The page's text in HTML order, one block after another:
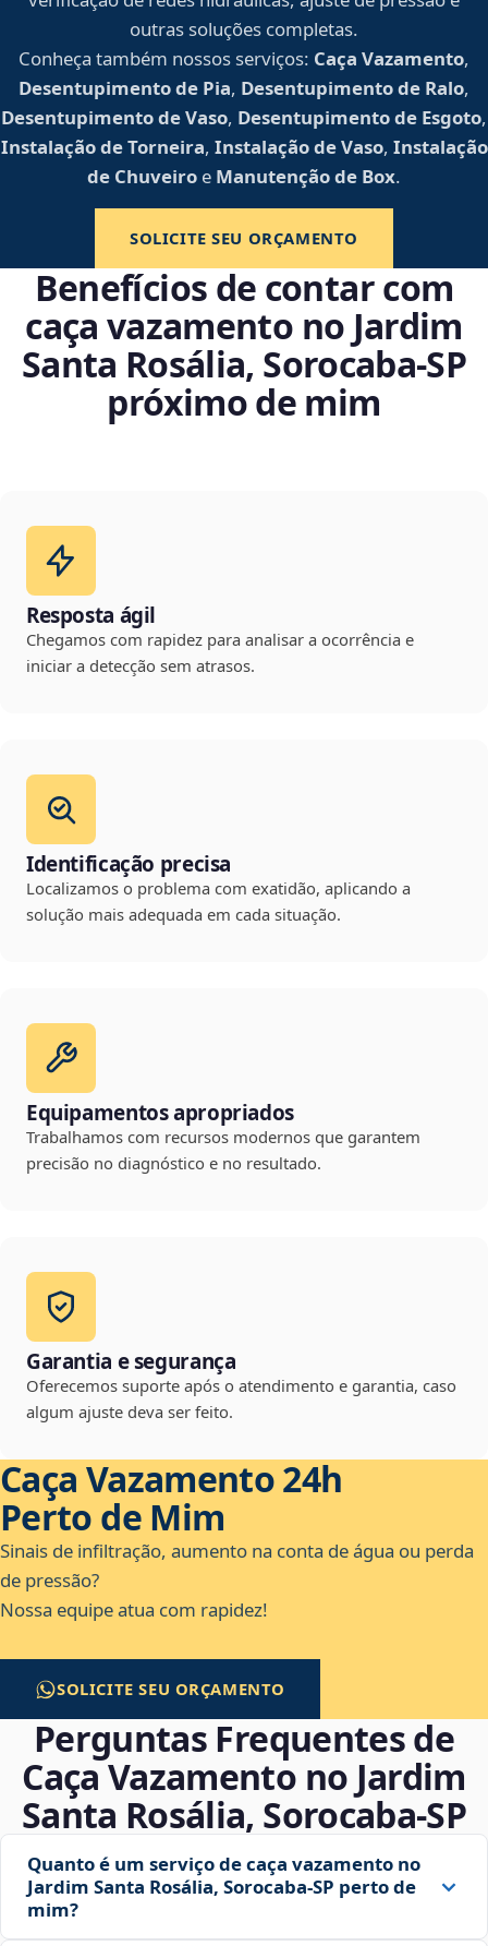
outras soluções completas.
Conheça também nossos serviços: Caça Vazamento,
Desentupimento de Pia, Desentupimento de Ralo,
Desentupimento de Vaso, Desentupimento de Esgoto,
Instalação de Torneira, Instalação de Vaso, Instalação
de Chuveiro e Manutenção de Box.
SOLICITE SEU ORÇAMENTO
Benefícios de contar com
caça vazamento no Jardim
Santa Rosália, Sorocaba‑SP
próximo de mim
Resposta ágil
Chegamos com rapidez para analisar a ocorrência e
iniciar a detecção sem atrasos.
Identificação precisa
Localizamos o problema com exatidão, aplicando a
solução mais adequada em cada situação.
Equipamentos apropriados
Trabalhamos com recursos modernos que garantem
precisão no diagnóstico e no resultado.
Garantia e segurança
Oferecemos suporte após o atendimento e garantia, caso
algum ajuste deva ser feito.
Caça Vazamento 24h
Perto de Mim
Sinais de infiltração, aumento na conta de água ou perda
de pressão?
Nossa equipe atua com rapidez!
SOLICITE SEU ORÇAMENTO
Perguntas Frequentes de
Caça Vazamento no Jardim
Santa Rosália, Sorocaba‑SP
Quanto é um serviço de caça vazamento no
Jardim Santa Rosália, Sorocaba‑SP perto de
mim?